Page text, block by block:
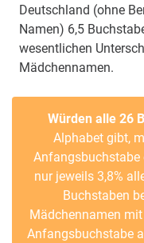
Deutschland (ohne
Namen) 6,5
wesentlichen
Mädchennamen.
Würden alle 26
Alphabet gibt,
Anfangsbuchstabe
nur jeweils 3,8%
Buchstaben
Mädchennamen
Anfangsbuchstabe